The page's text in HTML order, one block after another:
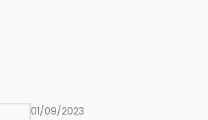
01/09/2023